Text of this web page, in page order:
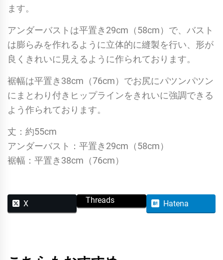
ます。
アンダーバストは平置き29cm（58cm）で、バスト
は膨らみを作れるように立体的に縫製を行い、形が
良くきれいに見えるように作られております。
裾幅は平置き38cm（76cm）でお尻にパツンパツン
にまとわり付きヒップラインをきれいに強調できる
よう作られております。
丈：約55cm
アンダーバスト：平置き29cm（58cm）
裾幅：平置き38cm（76cm）
X Threads Hatena